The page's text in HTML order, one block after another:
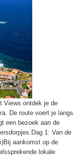
Views ontdek je de
De route voert je langs
een bezoek aan de
1: Van de
aankomst op de
lokale